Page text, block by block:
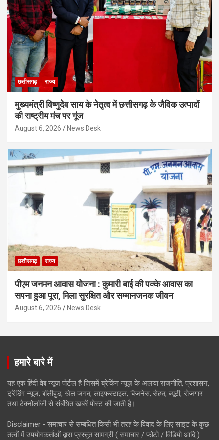
छत्तीसगढ़ राज्य
मुख्यमंत्री विष्णुदेव साय के नेतृत्व में छत्तीसगढ़ के जैविक उत्पादों
की राष्ट्रीय मंच पर गूंज
August 6, 2026 News Desk
छत्तीसगढ़ राज्य
पीएम जनमन आवास योजना : कुमारी बाई की पक्के आवास का
सपना हुआ पूरा, मिला सुरक्षित और सम्मानजनक जीवन
August 6, 2026 News Desk
हमारे बारे में
यह एक हिंदी वेब न्यूज़ पोर्टल है जिसमें ब्रेकिंग न्यूज़ के अलावा राजनीति, प्रशासन,
ट्रेंडिंग न्यूज, बॉलीवुड, खेल जगत, लाइफस्टाइल, बिजनेस, सेहत, ब्यूटी, रोजगार
तथा टेक्नोलॉजी से संबंधित खबरें पोस्ट की जाती है।
Disclaimer - समाचार से सम्बंधित किसी भी तरह के विवाद के लिए साइट के कुछ
तत्वों में उपयोगकर्ताओं द्वारा प्रस्तुत सामग्री ( समाचार / फोटो / विडियो आदि )